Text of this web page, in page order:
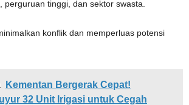
perguruan tinggi, dan sektor swasta.
konflik dan memperluas potensi
Kementan Bergerak Cepat!
32 Unit Irigasi untuk Cegah